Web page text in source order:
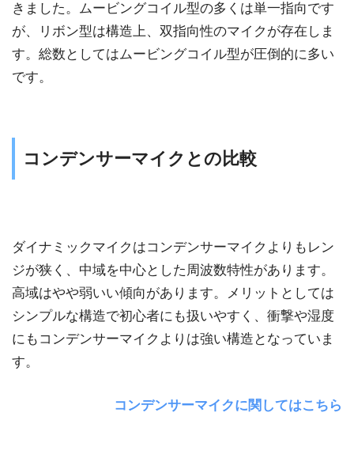
きました。ムービングコイル型の多くは単一指向です
が、リボン型は構造上、双指向性のマイクが存在しま
す。総数としてはムービングコイル型が圧倒的に多い
です。
コンデンサーマイクとの比較
ダイナミックマイクはコンデンサーマイクよりもレン
ジが狭く、中域を中心とした周波数特性があります。
高域はやや弱いい傾向があります。メリットとしては
シンプルな構造で初心者にも扱いやすく、衝撃や湿度
にもコンデンサーマイクよりは強い構造となっていま
す。
コンデンサーマイクに関してはこちら